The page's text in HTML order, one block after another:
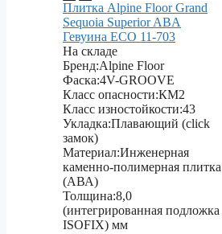
Плитка Alpine Floor Grand
Sequoia Superior ABA
Гевуина ECO 11-703
На складе
Бренд:Alpine Floor
Фаска:4V-GROOVE
Класс опасности:КМ2
Класс изностойкости:43
Укладка:Плавающий (click
замок)
Материал:Инженерная
каменно-полимерная плитка
(АВА)
Толщина:8,0
(интегрированная подложка
ISOFIX) мм